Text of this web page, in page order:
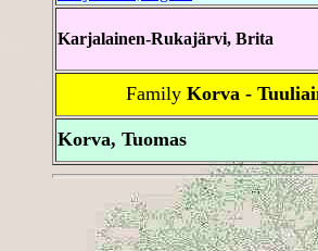
Karjalainen-Rukajärvi, Brita
Family Korva -
Korva, Tuomas